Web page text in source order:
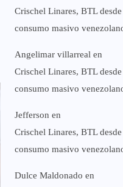
Crischel Linares, BTL
consumo masivo
Angelimar villarreal en
Crischel Linares, BTL
consumo masivo
Jefferson en
Crischel Linares, BTL
consumo masivo
Dulce Maldonado en